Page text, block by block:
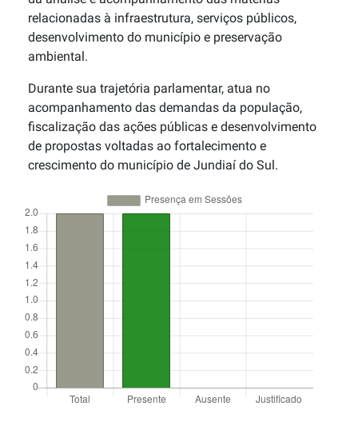
relacionadas à infraestrutura, serviços públicos,
desenvolvimento do município e preservação
ambiental.
Durante sua trajetória parlamentar, atua no
acompanhamento das demandas da população,
fiscalização das ações públicas e desenvolvimento
de propostas voltadas ao fortalecimento e
crescimento do município de Jundiaí do Sul.